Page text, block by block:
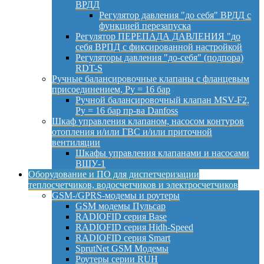
ВРДД
Регулятор давления "до себя" ВРДД с
функцией перезапуска
Регулятор ПЕРЕПАДА ДАВЛЕНИЯ "до
себя ВРПД с фиксированной настройкой
Регуляторы давления "до-себя" (подпора)
RDT-S
Ручные балансировочные клапаны с фланцевым
присоединением, Py = 16 бар
Ручной балансировочный клапан MSV-F2,
Py = 16 бар пр-ва Danfoss
Шкаф управления клапаном, насосом контуров
отопления и/или ГВС и/или приточной
вентиляции
Шкафы управления клапанами и насосами
ВШУ-1
Оборудование и ПО для диспетчеризации
теплосчетчиков, водосчетчиков и электросчетчиков
GSM-/GPRS-модемы и роутеры
GSM модемы Пульсар
RADIOFID серия Base
RADIOFID серия Hidh-Speed
RADIOFID серия Smart
SprutNet GSM Модемы
Роутеры серии RUH